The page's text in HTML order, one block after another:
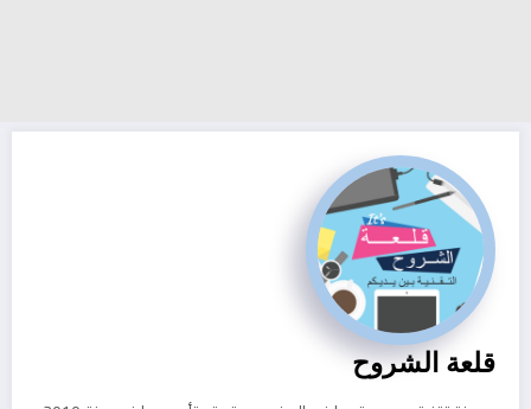
قلعة الشروح